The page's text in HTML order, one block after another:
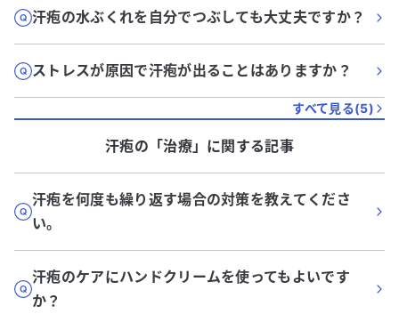
汗疱の水ぶくれを自分でつぶしても大丈夫ですか？
ストレスが原因で汗疱が出ることはありますか？
すべて見る(5)
汗疱の「治療」に関する記事
汗疱を何度も繰り返す場合の対策を教えてくださ
い。
汗疱のケアにハンドクリームを使ってもよいです
か？